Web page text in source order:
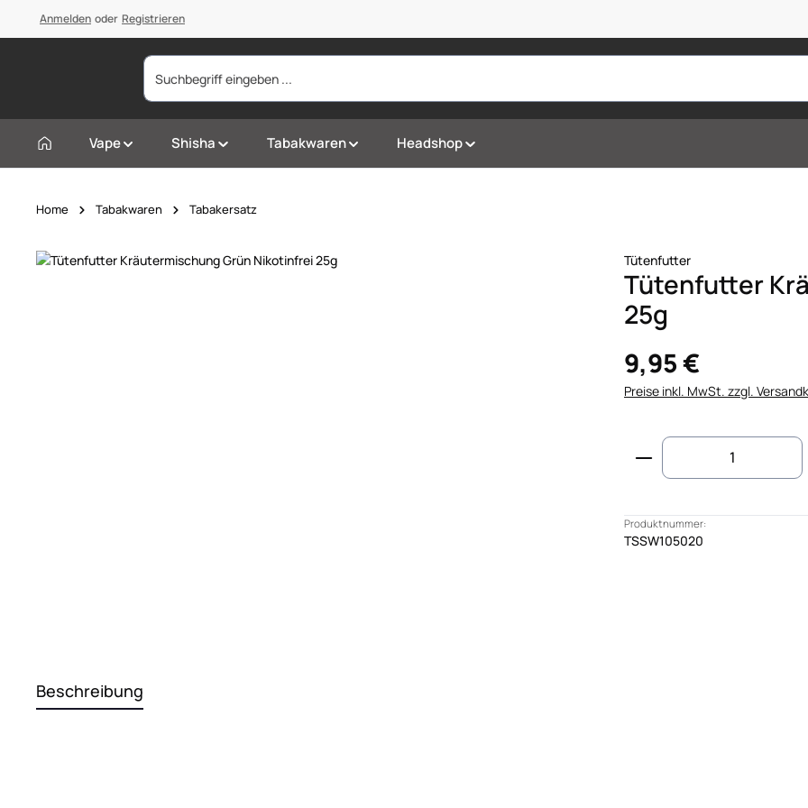
Zur Hauptnavigation springen
Anmelden oder Registrieren
Vape Shisha Tabakwaren Headshop
Home Tabakwaren Tabakersatz
Bildergalerie überspringen Tütenfutter
Tütenfutter
25g
9,95 €
Preise inkl. MwSt. zzgl.
Produkt Anzahl:
Produktnummer:
TSSW105020
Beschreibung